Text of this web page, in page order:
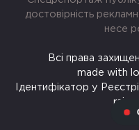
достовірність
несе
Всі права
made with
Ідентифікатор у